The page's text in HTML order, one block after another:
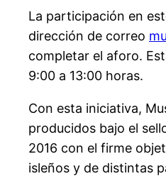
La participación en
dirección de correo
completar el aforo.
9:00 a 13:00 horas.
Con esta iniciativa,
producidos bajo el
2016 con el firme
isleños y de distintas